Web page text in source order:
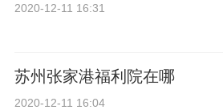
2020-12-11 16:31
苏州张家港福利院在哪
2020-12-11 16:04